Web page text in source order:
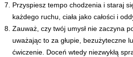
Przyspiesz tempo chodzenia i staraj
każdego ruchu, ciała jako całości i
Zauważ, czy twój umysł nie zaczyna
uważając to za głupie, bezużyteczne
ćwiczenie. Doceń wtedy niezwykłą